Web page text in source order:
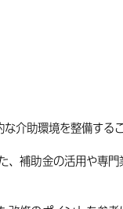
介助環境を整備する
補助金の活用や専